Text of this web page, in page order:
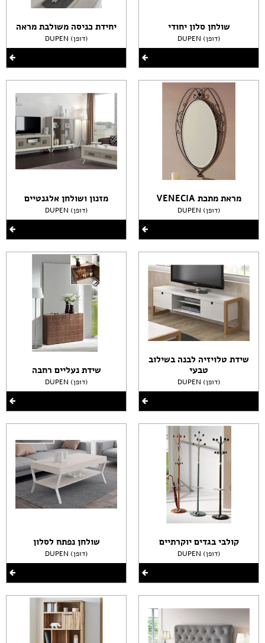
שולחן סלון יחודי
DUPEN (דופן)
מראת מתכת VENECIA
DUPEN (דופן)
שידת טלויזיה לבנה בשילוב
טבעי
DUPEN (דופן)
קולבי בגדים יוקרתיים
DUPEN (דופן)
יחידת כניסה משולבת מראה
DUPEN (דופן)
מזנון ושולחן אלגנטיים
DUPEN (דופן)
שידת נעליים רחבה
DUPEN (דופן)
שולחן נפתח לסלון
DUPEN (דופן)